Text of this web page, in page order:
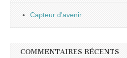
Capteur d'avenir
COMMENTAIRES RÉCENTS